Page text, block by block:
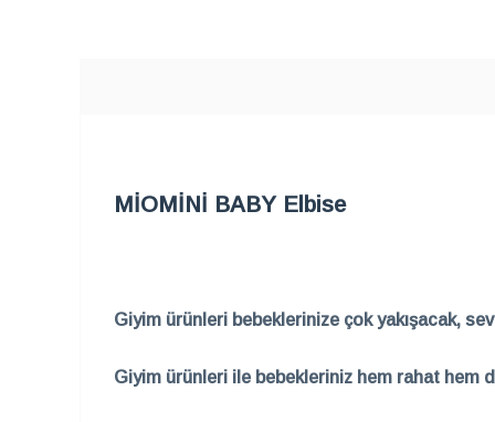
MİOMİNİ BABY Elbise
Giyim ürünleri bebeklerinize çok yakışacak,
Giyim ürünleri ile bebekleriniz hem rahat hem